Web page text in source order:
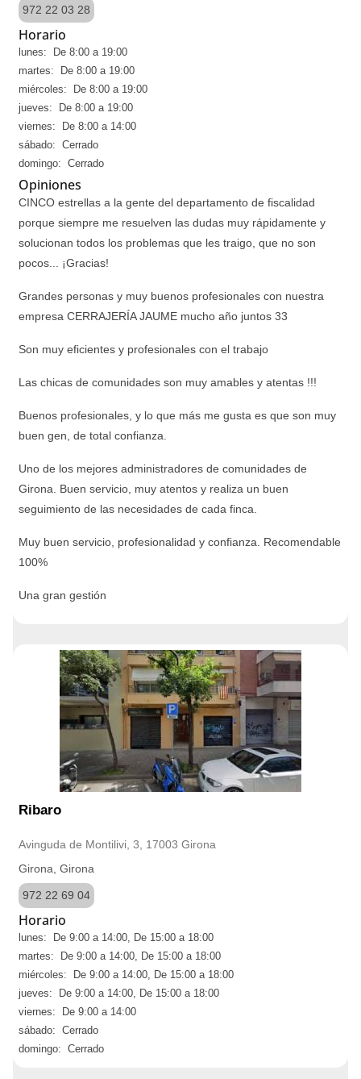
972 22 03 28
Horario
lunes: De 8:00 a 19:00
martes: De 8:00 a 19:00
miércoles: De 8:00 a 19:00
jueves: De 8:00 a 19:00
viernes: De 8:00 a 14:00
sábado: Cerrado
domingo: Cerrado
Opiniones
CINCO estrellas a la gente del departamento de fiscalidad
porque siempre me resuelven las dudas muy rápidamente y
solucionan todos los problemas que les traigo, que no son
pocos... ¡Gracias!
Grandes personas y muy buenos profesionales con nuestra
empresa CERRAJERÍA JAUME mucho año juntos 33
Son muy eficientes y profesionales con el trabajo
Las chicas de comunidades son muy amables y atentas !!!
Buenos profesionales, y lo que más me gusta es que son muy
buen gen, de total confianza.
Uno de los mejores administradores de comunidades de
Girona. Buen servicio, muy atentos y realiza un buen
seguimiento de las necesidades de cada finca.
Muy buen servicio, profesionalidad y confianza. Recomendable
100%
Una gran gestión
Ribaro
Avinguda de Montilivi, 3, 17003 Girona
Girona, Girona
972 22 69 04
Horario
lunes: De 9:00 a 14:00, De 15:00 a 18:00
martes: De 9:00 a 14:00, De 15:00 a 18:00
miércoles: De 9:00 a 14:00, De 15:00 a 18:00
jueves: De 9:00 a 14:00, De 15:00 a 18:00
viernes: De 9:00 a 14:00
sábado: Cerrado
domingo: Cerrado